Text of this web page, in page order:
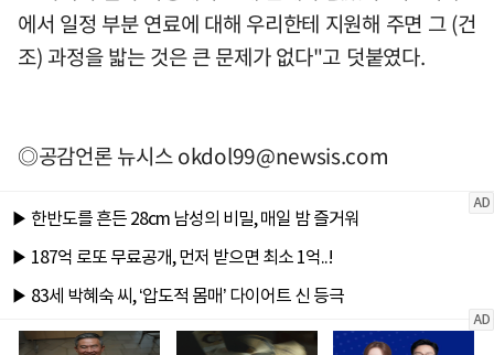
에서 일정 부분 연료에 대해 우리한테 지원해 주면 그 (건
조) 과정을 밟는 것은 큰 문제가 없다"고 덧붙였다.
◎공감언론 뉴시스okdol99@newsis.com